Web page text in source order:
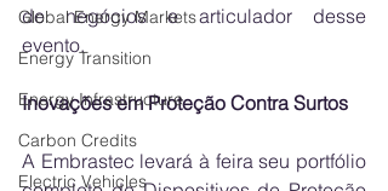
Global Energy Markets
Energy Transition
Energy Infrastructure
Carbon Credits
Electric Vehicles
de negócios e articulador desse
evento.
Inovações em Proteção Contra Surtos
A Embrastec levará à feira seu portfólio